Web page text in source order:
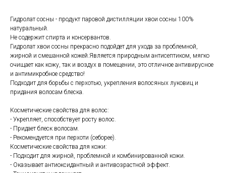
Гидролат сосны - продукт паровой дистилляции хвои сосны 100%
натуральный.
Не содержит спирта и консервантов.
Гидролат хвои сосны прекрасно подойдет для ухода за проблемной,
жирной и смешанной кожей.Является природным антисептиком, мягко
очищает как кожу, так и воздух в помещении, это отличное антивирусное
и антимикробное средство!
Подходит для борьбы с перхотью, укрепления волосяных луковиц и
придания волосам блеска.
Косметические свойства для волос:
- Укрепляет, способствует росту волос.
- Придает блеск волосам.
- Рекомендуется при перхоти (себорее).
Косметические свойства для кожи:
- Подходит для жирной, проблемной и комбинированной кожи.
- Оказывает антиоксидантный и антивозрастной эффект.